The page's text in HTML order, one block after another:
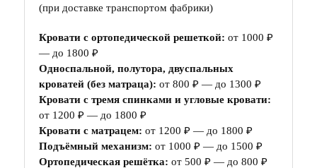
(при доставке транспортом фабрики)
Кровати с ортопедической решеткой: от 1000 ₽
— до 1800 ₽
Односпальной, полутора, двуспальных
кроватей (без матраца): от 800 ₽ — до 1300 ₽
Кровати с тремя спинками и угловые кровати:
от 1200 ₽ — до 1800 ₽
Кровати с матрацем: от 1200 ₽ — до 1800 ₽
Подъёмный механизм: от 1000 ₽ — до 1500 ₽
Ортопедическая решётка: от 500 ₽ — до 800 ₽